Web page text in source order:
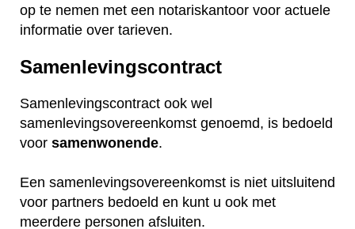
op te nemen met een notariskantoor voor actuele
informatie over tarieven.
Samenlevingscontract
Samenlevingscontract ook wel
samenlevingsovereenkomst genoemd, is bedoeld
voor samenwonende.
Een samenlevingsovereenkomst is niet uitsluitend
voor partners bedoeld en kunt u ook met
meerdere personen afsluiten.